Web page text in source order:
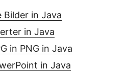
Bilder in Java
in Java
in PNG in Java
in Java